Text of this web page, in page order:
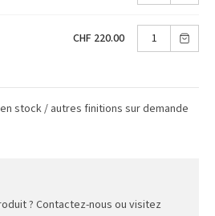
CHF 220.00
stock / autres finitions sur demande
? Contactez-nous ou visitez